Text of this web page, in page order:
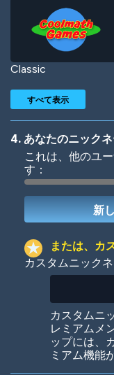
Classic
Woof
Colorful
すべて表示
4. あなたのニック
これは、他のユ
す：
または、カ
カスタムニック
カスタムニ
レミアムメ
ップには、
ミアム機能